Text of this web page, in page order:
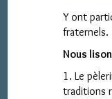
Y ont
fraternels.
Nous
1. Le
traditions